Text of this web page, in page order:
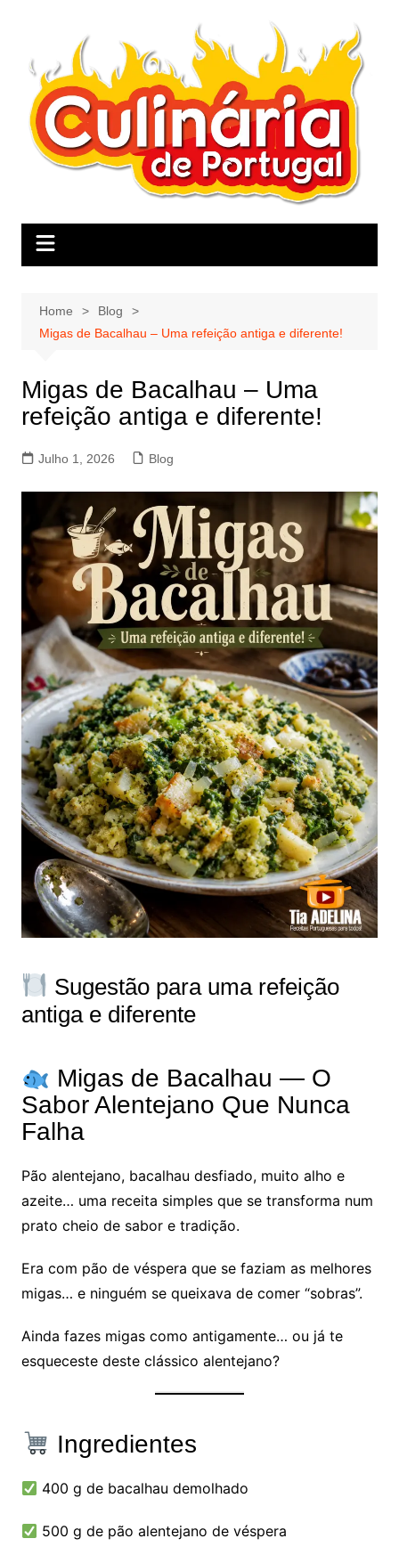
Home
Blog
Migas de Bacalhau – Uma refeição antiga e diferente!
Migas de Bacalhau – Uma
refeição antiga e diferente!
Julho 1, 2026 Blog
Sugestão para uma refeição
antiga e diferente
Migas de Bacalhau — O
Sabor Alentejano Que Nunca
Falha
Pão alentejano, bacalhau desfiado, muito alho e
azeite… uma receita simples que se transforma num
prato cheio de sabor e tradição.
Era com pão de véspera que se faziam as melhores
migas… e ninguém se queixava de comer “sobras”.
Ainda fazes migas como antigamente… ou já te
esqueceste deste clássico alentejano?
Ingredientes
400 g de bacalhau demolhado
500 g de pão alentejano de véspera